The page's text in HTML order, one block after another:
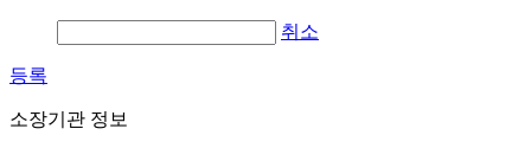
취소
등록
소장기관 정보